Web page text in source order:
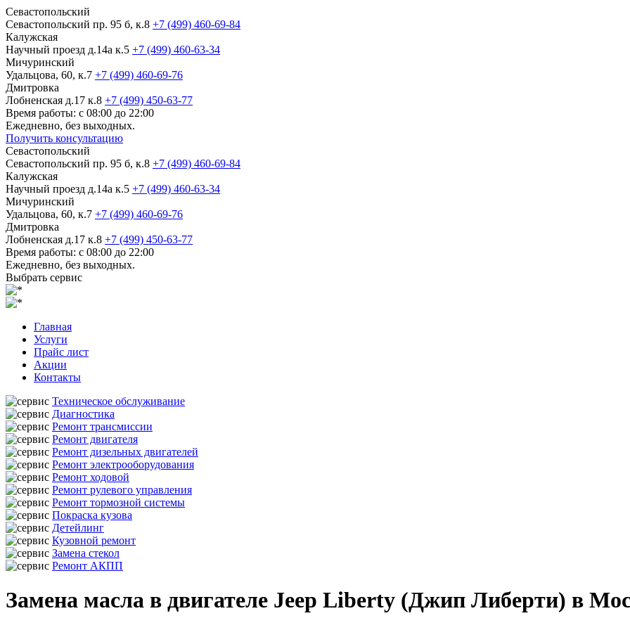
Севастопольский
Севастопольский пр. 95 б, к.8 +7 (499) 460-69-84
Калужская
Научный проезд д.14а к.5 +7 (499) 460-63-34
Мичуринский
Удальцова, 60, к.7 +7 (499) 460-69-76
Дмитровка
Лобненская д.17 к.8 +7 (499) 450-63-77
Время работы: с 08:00 до 22:00
Ежедневно, без выходных.
Получить консультацию
Севастопольский
Севастопольский пр. 95 б, к.8 +7 (499) 460-69-84
Калужская
Научный проезд д.14а к.5 +7 (499) 460-63-34
Мичуринский
Удальцова, 60, к.7 +7 (499) 460-69-76
Дмитровка
Лобненская д.17 к.8 +7 (499) 450-63-77
Время работы: с 08:00 до 22:00
Ежедневно, без выходных.
Выбрать сервис
Главная
Услуги
Прайс лист
Акции
Контакты
Техническое обслуживание
Диагностика
Ремонт трансмиссии
Ремонт двигателя
Ремонт дизельных двигателей
Ремонт электрооборудования
Ремонт ходовой
Ремонт рулевого управления
Ремонт тормозной системы
Покраска кузова
Детейлинг
Кузовной ремонт
Замена стекол
Ремонт АКПП
Замена масла в двигателе Jeep Liberty (Джип Либерти) в